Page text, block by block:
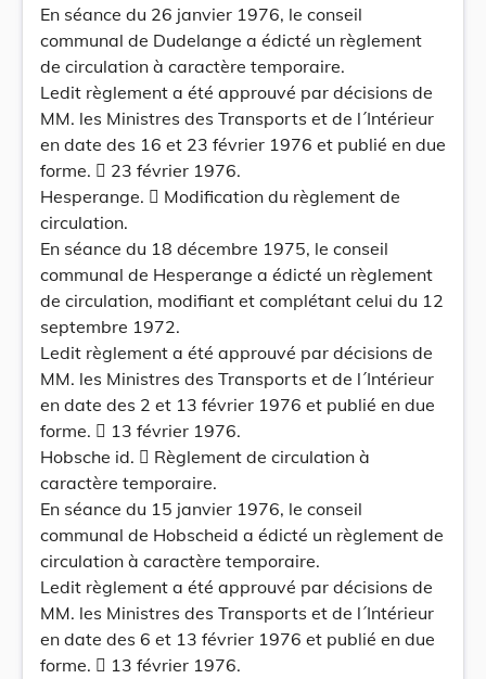
En séance du 26 janvier 1976, le conseil
communal de Dudelange a édicté un règlement
de circulation à caractère temporaire.
Ledit règlement a été approuvé par décisions de
MM. les Ministres des Transports et de l´Intérieur
en date des 16 et 23 février 1976 et publié en due
forme.  23 février 1976.
Hesperange.  Modification du règlement de
circulation.
En séance du 18 décembre 1975, le conseil
communal de Hesperange a édicté un règlement
de circulation, modifiant et complétant celui du 12
septembre 1972.
Ledit règlement a été approuvé par décisions de
MM. les Ministres des Transports et de l´Intérieur
en date des 2 et 13 février 1976 et publié en due
forme.  13 février 1976.
Hobsche id.  Règlement de circulation à
caractère temporaire.
En séance du 15 janvier 1976, le conseil
communal de Hobscheid a édicté un règlement de
circulation à caractère temporaire.
Ledit règlement a été approuvé par décisions de
MM. les Ministres des Transports et de l´Intérieur
en date des 6 et 13 février 1976 et publié en due
forme.  13 février 1976.